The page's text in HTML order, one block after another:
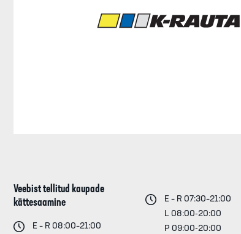
Veebist tellitud kaupade
kättesaamine
E – R 08:00–21:00
E – R 07:30–21:00
L 08:00-20:00
P 09:00-20:00